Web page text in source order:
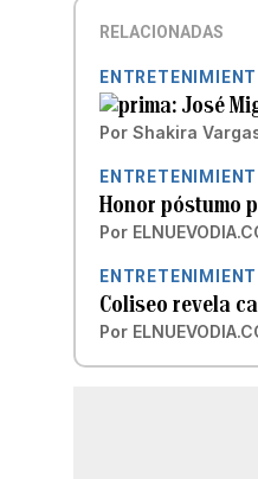
RELACIONADAS
José
Por Shakira
Honor póstumo
Por
Coliseo revela
Por